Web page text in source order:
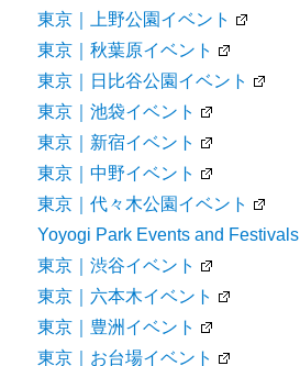
東京｜上野公園イベント
東京｜秋葉原イベント
東京｜日比谷公園イベント
東京｜池袋イベント
東京｜新宿イベント
東京｜中野イベント
東京｜代々木公園イベント
Yoyogi Park Events and Festivals
東京｜渋谷イベント
東京｜六本木イベント
東京｜豊洲イベント
東京｜お台場イベント